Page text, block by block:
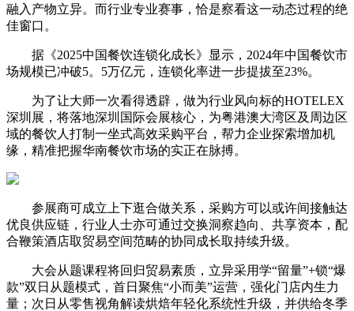
融入产物立异。而行业专业赛事，恰是察看这一动态过程的绝
佳窗口。
据《2025中国餐饮连锁化成长》显示，2024年中国餐饮市
场规模已冲破5。5万亿元，连锁化率进一步提拔至23%。
为了让大师一次看得透辟，做为行业风向标的HOTELEX
深圳展，将落地深圳国际会展核心，为粤港澳大湾区及周边区
域的餐饮人打制一坐式高效采购平台，帮力企业探索增加机
缘，精准把握华南餐饮市场的实正在脉搏。
参展商可成立上下逛合做关系，采购方可以或许间接触达
优良供应链，行业人士亦可通过交换洞察趋向、共享资本，配
合鞭策酒店取贸易空间范畴的协同成长取持续升级。
大会从题课程将回归贸易素质，立异采用学“留量”+锁“爆
款”双日从题模式，首日聚焦“小而美”运营，强化门店内生力
量；次日从零售视角解读烘焙年轻化系统性升级，并供给冬季